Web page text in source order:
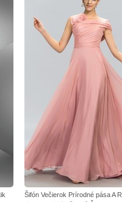
Šifón Večierok Prírodné pása A